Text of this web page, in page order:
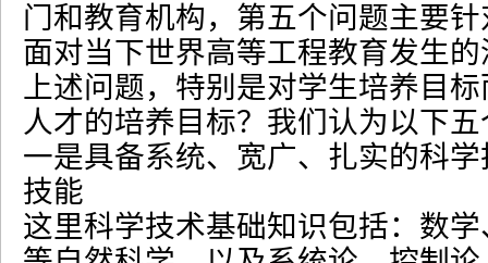
门和教育机构，第五个问题主要
面对当下世界高等工程教育发生
上述问题，特别是对学生培养目
人才的培养目标？我们认为以下
一是具备系统、宽广、扎实的科
技能
这里科学技术基础知识包括：数